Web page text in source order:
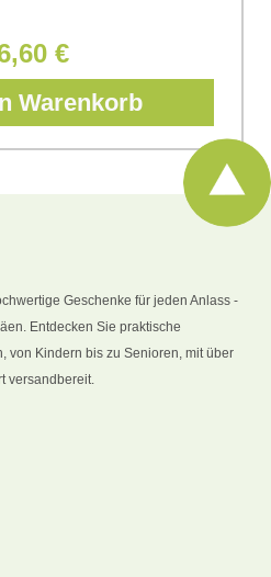
€
Warenkorb
Geschenke für jeden Anlass -
Entdecken Sie praktische
von Kindern bis zu Senioren, mit über
versandbereit.